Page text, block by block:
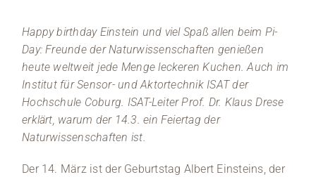
Happy birthday Einstein und viel Spaß allen beim Pi-
Day: Freunde der Naturwissenschaften genießen
heute weltweit jede Menge leckeren Kuchen. Auch im
Institut für Sensor- und Aktortechnik ISAT der
Hochschule Coburg. ISAT-Leiter Prof. Dr. Klaus Drese
erklärt, warum der 14.3. ein Feiertag der
Naturwissenschaften ist.
Der 14. März ist der Geburtstag Albert Einsteins, der